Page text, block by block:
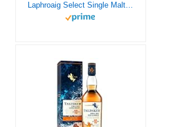
Laphroaig Select Single Malt Whisky Escoces Ahumado 40%, 700ml